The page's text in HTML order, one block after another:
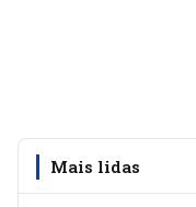
Mais lidas